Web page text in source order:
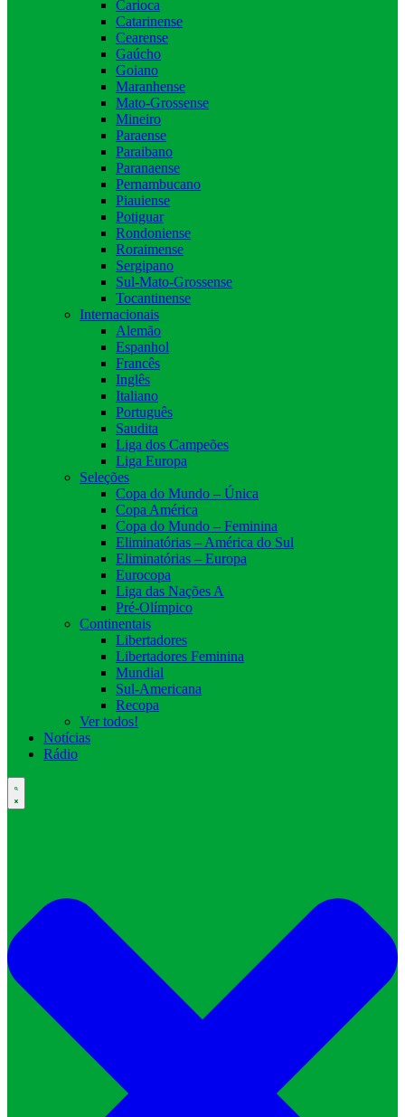
Carioca
Catarinense
Cearense
Gaúcho
Goiano
Maranhense
Mato-Grossense
Mineiro
Paraense
Paraibano
Paranaense
Pernambucano
Piauiense
Potiguar
Rondoniense
Roraimense
Sergipano
Sul-Mato-Grossense
Tocantinense
Internacionais
Alemão
Espanhol
Francês
Inglês
Italiano
Português
Saudita
Liga dos Campeões
Liga Europa
Seleções
Copa do Mundo – Única
Copa América
Copa do Mundo – Feminina
Eliminatórias – América do Sul
Eliminatórias – Europa
Eurocopa
Liga das Nações A
Pré-Olímpico
Continentais
Libertadores
Libertadores Feminina
Mundial
Sul-Americana
Recopa
Ver todos!
Notícias
Rádio